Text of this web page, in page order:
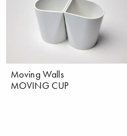
Moving Walls
MOVING CUP